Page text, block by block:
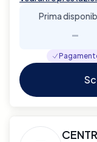
Prima
-